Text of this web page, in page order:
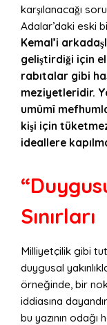
karşılanacağı
Adalar’daki eski
Kemal’i
geliştirdiği için
rabıtalar gibi
meziyetleridir.
umûmî
kişi için t
ideallere
“
Sınırları
Milliyetçilik gibi
duygusal
örneğinde, bir
iddiasına
bu yazının odağı